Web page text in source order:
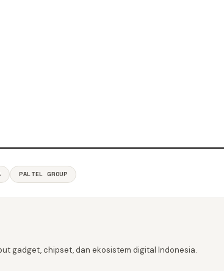
PALTEL GROUP
gadget, chipset, dan ekosistem digital Indonesia.